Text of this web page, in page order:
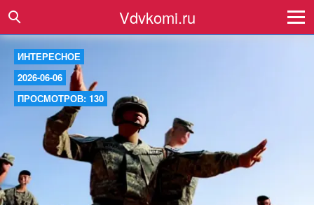
Vdvkomi.ru
ИНТЕРЕСНОЕ
2026-06-06
ПРОСМОТРОВ: 130